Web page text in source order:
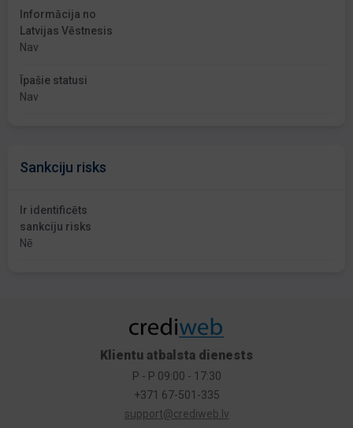
Informācija no
Latvijas Vēstnesis
Nav
Īpašie statusi
Nav
Sankciju risks
Ir identificēts
sankciju risks
Nē
Klientu atbalsta dienests
P - P 09:00 - 17:30
+371 67-501-335
support@crediweb.lv